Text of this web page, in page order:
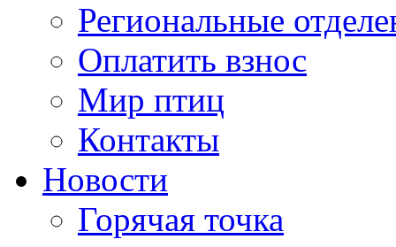
Региональные
Оплатить взнос
Мир птиц
Контакты
Новости
Горячая точка